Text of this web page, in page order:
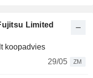
Limited
koopadvies
29/05
ZM